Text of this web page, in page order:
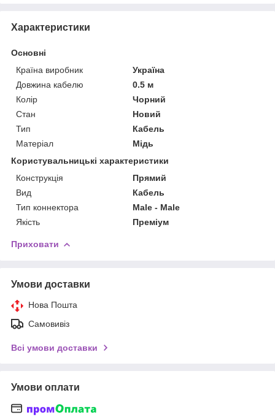
Характеристики
Основні
Країна виробник
Україна
Довжина кабелю
0.5 м
Колір
Чорний
Стан
Новий
Тип
Кабель
Матеріал
Мідь
Користувальницькі характеристики
Конструкція
Прямий
Вид
Кабель
Тип коннектора
Male - Male
Якість
Преміум
Приховати
Умови доставки
Нова Пошта
Самовивіз
Всі умови доставки
Умови оплати